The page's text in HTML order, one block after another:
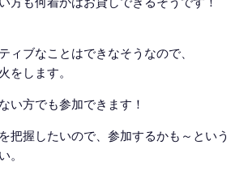
ィブなことはできなそうなので、
をします。
い方でも参加できます！
把握したいので、参加するかも～という
。